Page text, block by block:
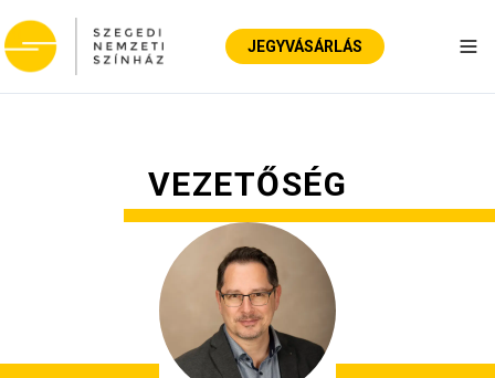
JEGYVÁSÁRLÁS
VEZETŐSÉG